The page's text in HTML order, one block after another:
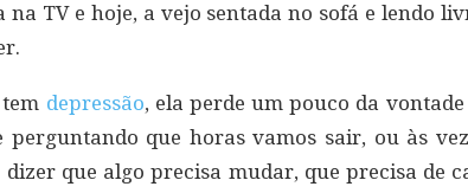
na TV e hoje, a vejo sentada no sofá e lendo
depressão, ela perde um pouco da
perguntando que horas vamos sair, ou às
que algo precisa mudar, que precisa de